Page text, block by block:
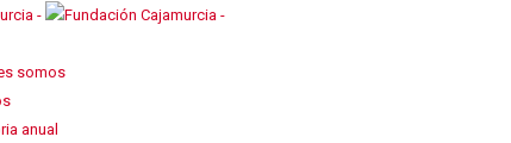
somos
anual